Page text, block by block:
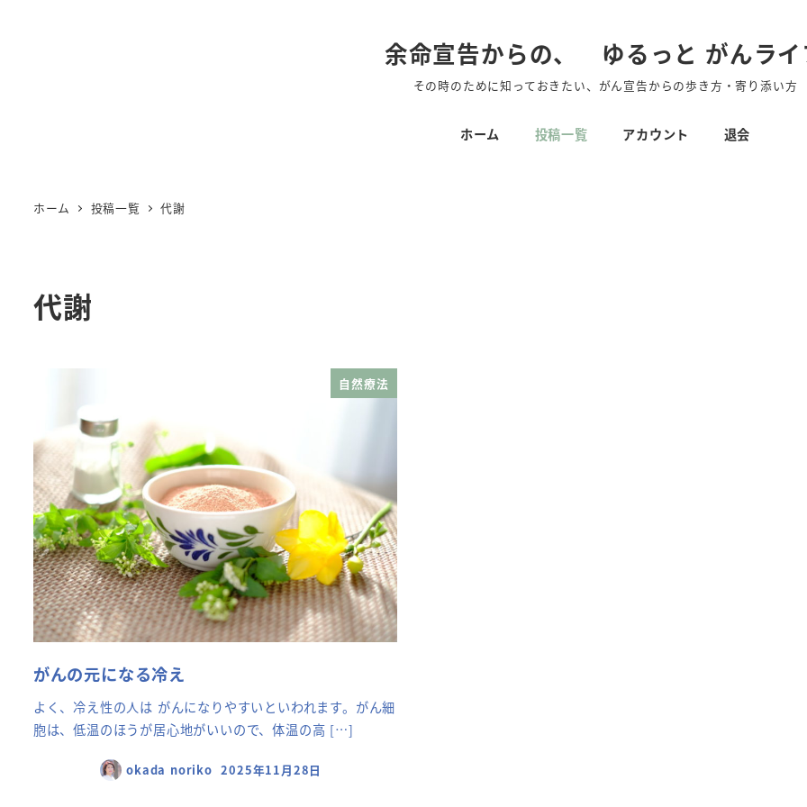
余命宣告からの、 ゆるっと がんラ
その時のために知っておきたい、がん宣告からの歩き方・寄り添い方
ホーム 投稿一覧 アカウント 退会
ホーム 投稿一覧 代謝
代謝
自然療法
がんの元になる冷え
よく、冷え性の人は がんになりやすいといわれます。がん細
胞は、低温のほうが居心地がいいので、体温の高 […]
okada noriko 2025年11月28日